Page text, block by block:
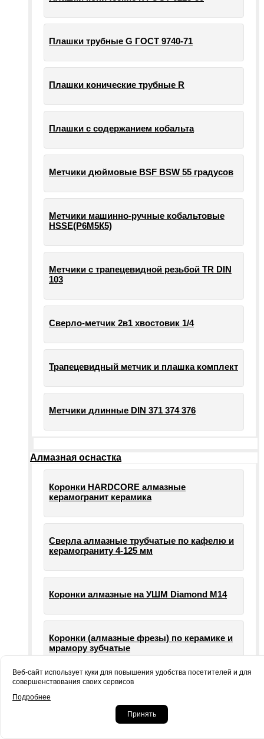
Плашки трубные G ГОСТ 9740-71
Плашки конические трубные R
Плашки с содержанием кобальта
Метчики дюймовые BSF BSW 55 градусов
Метчики машинно-ручные кобальтовые
HSSE(Р6М5К5)
Метчики с трапецевидной резьбой TR DIN
103
Сверло-метчик 2в1 хвостовик 1/4
Трапецевидный метчик и плашка комплект
Метчики длинные DIN 371 374 376
Алмазная оснастка
Коронки HARDCORE алмазные
керамогранит керамика
Сверла алмазные трубчатые по кафелю и
керамограниту 4-125 мм
Коронки алмазные на УШМ Diamond М14
Коронки (алмазные фрезы) по керамике и
мрамору зубчатые
машин УШМ болгарки
Веб-сайт использует куки для повышения удобства посетителей и для
совершенствования своих сервисов
Подробнее
Принять